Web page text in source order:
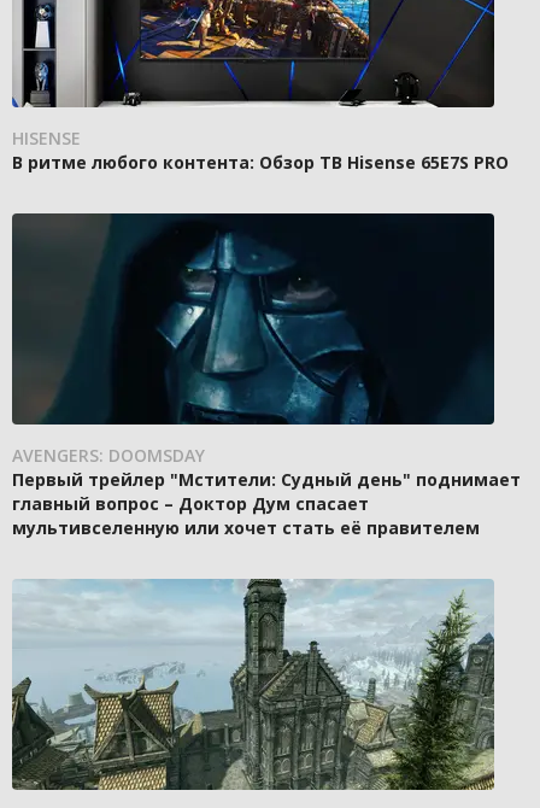
HISENSE
В ритме любого контента: Обзор ТВ Hisense 65E7S PRO
AVENGERS: DOOMSDAY
Первый трейлер "Мстители: Судный день" поднимает
главный вопрос – Доктор Дум спасает
мультивселенную или хочет стать её правителем